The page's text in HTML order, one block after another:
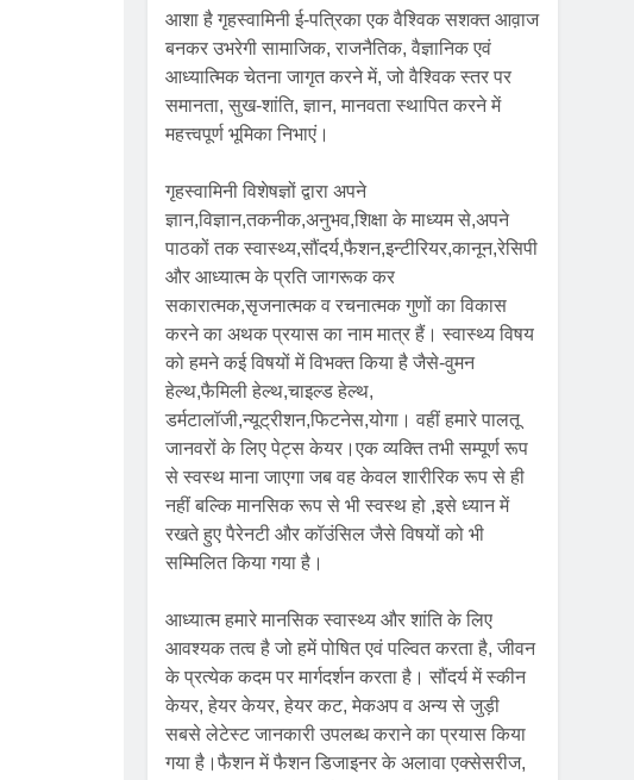
आशा है गृहस्वामिनी ई-पत्रिका एक वैश्विक सशक्त आव़ाज
बनकर उभरेगी सामाजिक, राजनैतिक, वैज्ञानिक एवं
आध्यात्मिक चेतना जागृत करने में, जो वैश्विक स्तर पर
समानता, सुख-शांति, ज्ञान, मानवता स्थापित करने में
महत्त्वपूर्ण भूमिका निभाएं।
गृहस्वामिनी विशेषज्ञों द्वारा अपने
ज्ञान,विज्ञान,तकनीक,अनुभव,शिक्षा के माध्यम से,अपने
पाठकों तक स्वास्थ्य,सौंदर्य,फैशन,इन्टीरियर,कानून,रेसिपी
और आध्यात्म के प्रति जागरूक कर
सकारात्मक,सृजनात्मक व रचनात्मक गुणों का विकास
करने का अथक प्रयास का नाम मात्र हैं। स्वास्थ्य विषय
को हमने कई विषयों में विभक्त किया है जैसे-वुमन
हेल्थ,फैमिली हेल्थ,चाइल्ड हेल्थ,
डर्मटालॉजी,न्यूट्रीशन,फिटनेस,योगा। वहीं हमारे पालतू
जानवरों के लिए पेट्स केयर।एक व्यक्ति तभी सम्पूर्ण रूप
से स्वस्थ माना जाएगा जब वह केवल शारीरिक रूप से ही
नहीं बल्कि मानसिक रूप से भी स्वस्थ हो ,इसे ध्यान में
रखते हुए पैरेनटी और कॉउंसिल जैसे विषयों को भी
सम्मिलित किया गया है।
आध्यात्म हमारे मानसिक स्वास्थ्य और शांति के लिए
आवश्यक तत्व है जो हमें पोषित एवं पल्वित करता है, जीवन
के प्रत्येक कदम पर मार्गदर्शन करता है। सौंदर्य में स्कीन
केयर, हेयर केयर, हेयर कट, मेकअप व अन्य से जुड़ी
सबसे लेटेस्ट जानकारी उपलब्ध कराने का प्रयास किया
गया है।फैशन में फैशन डिजाइनर के अलावा एक्सेसरीज,